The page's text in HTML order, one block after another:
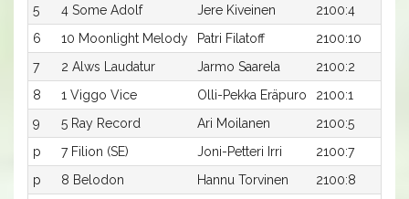
5
4 Some Adolf Jere Kiveinen 2100:4
6
10 Moonlight Melody Patri Filatoff 2100:10
7
2 Alws Laudatur Jarmo Saarela 2100:2
8
1 Viggo Vice Olli-Pekka Eräpuro 2100:1
9
5 Ray Record Ari Moilanen 2100:5
p
7 Filion (SE) Joni-Petteri Irri 2100:7
p
8 Belodon Hannu Torvinen 2100:8